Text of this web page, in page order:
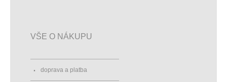
VŠE O NÁKUPU
doprava a platba